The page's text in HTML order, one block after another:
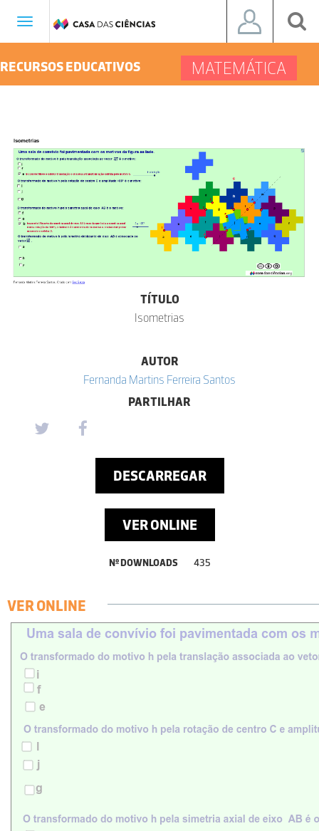
Toggle
RECURSOS EDUCATIVOS MATEMÁTICA
TÍTULO
Isometrias
AUTOR
Fernanda Martins Ferreira Santos
PARTILHAR
DESCARREGAR
VER ONLINE
Nº DOWNLOADS 435
VER ONLINE